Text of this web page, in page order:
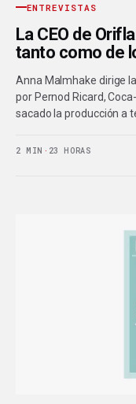
ENTREVISTAS
La CEO de
tanto como de
Anna Malmhake dirige
por Pernod Ricard,
sacado la producción a
2 MIN · 23 HORAS